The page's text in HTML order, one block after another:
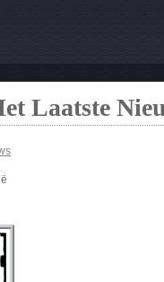
Laatste